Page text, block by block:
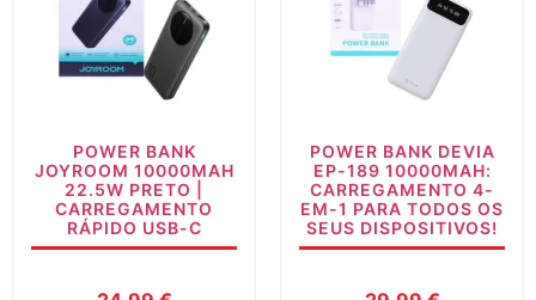
POWER BANK
JOYROOM 10000MAH
22.5W PRETO |
CARREGAMENTO
RÁPIDO USB-C
POWER BANK DEVIA
EP-189 10000MAH:
CARREGAMENTO 4-
EM-1 PARA TODOS OS
SEUS DISPOSITIVOS!